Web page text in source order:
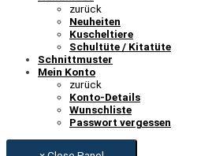
zurück
Neuheiten
Kuscheltiere
Schultüte / Kitatüte
Schnittmuster
Mein Konto
zurück
Konto-Details
Wunschliste
Passwort vergessen